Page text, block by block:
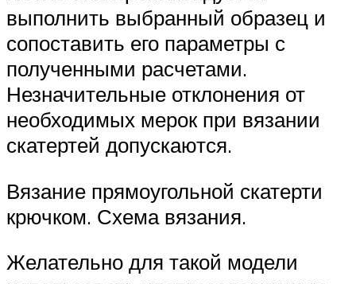
выполнить выбранный образец и
сопоставить его параметры с
полученными расчетами.
Незначительные отклонения от
необходимых мерок при вязании
скатертей допускаются.
Вязание прямоугольной скатерти
крючком. Схема вязания.
Желательно для такой модели